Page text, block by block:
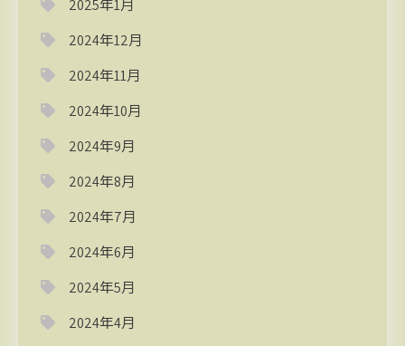
2025年1月
2024年12月
2024年11月
2024年10月
2024年9月
2024年8月
2024年7月
2024年6月
2024年5月
2024年4月